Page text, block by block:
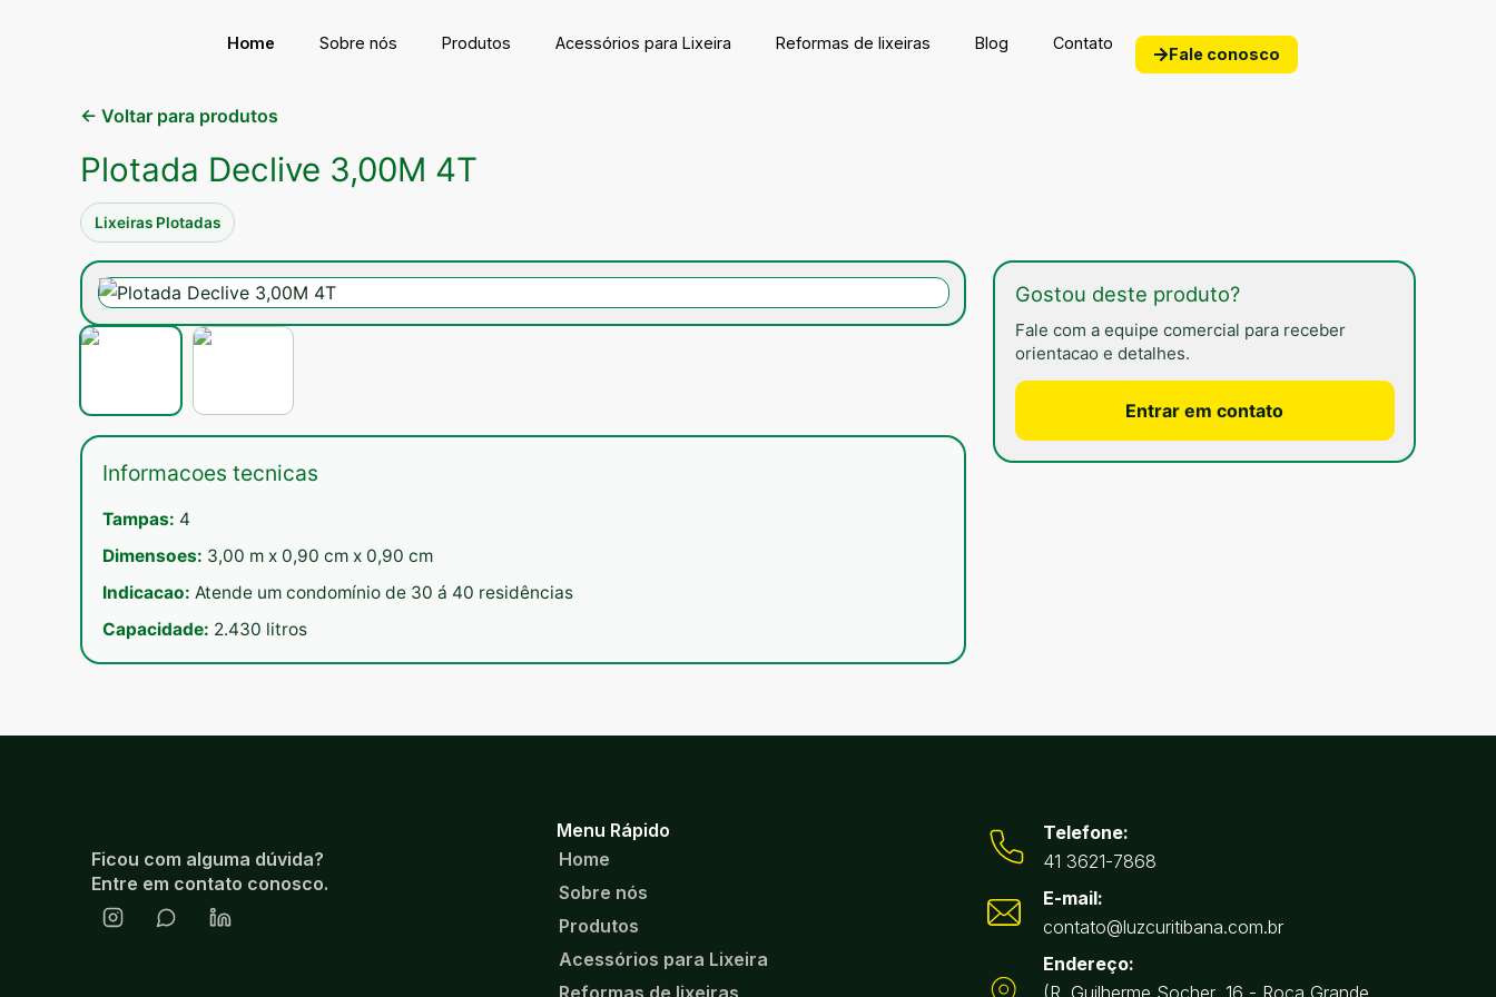
Home Sobre nós Produtos Acessórios para Lixeira Reformas de lixeiras Blog Contato
Fale conosco
← Voltar para produtos
Plotada Declive 3,00M 4T
Lixeiras Plotadas
Informacoes tecnicas
Tampas: 4
Dimensoes: 3,00 m x 0,90 cm x 0,90 cm
Indicacao: Atende um condomínio de 30 á 40 residências
Capacidade: 2.430 litros
Gostou deste produto?
Fale com a equipe comercial para receber
orientacao e detalhes.
Entrar em contato
Ficou com alguma dúvida?
Entre em contato conosco.
Menu Rápido
Home
Sobre nós
Produtos
Acessórios para Lixeira
Reformas de lixeiras
Telefone:
41 3621-7868
E-mail:
contato@luzcuritibana.com.br
Endereço:
(R. Guilherme Socher, 16 - Roça Grande,